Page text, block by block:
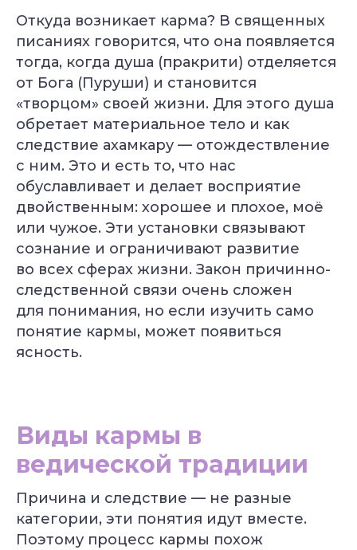
Откуда возникает карма? В священных
писаниях говорится, что она появляется
тогда, когда душа (пракрити) отделяется
от Бога (Пуруши) и становится
«творцом» своей жизни. Для этого душа
обретает материальное тело и как
следствие ахамкару — отождествление
с ним. Это и есть то, что нас
обуславливает и делает восприятие
двойственным: хорошее и плохое, моё
или чужое. Эти установки связывают
сознание и ограничивают развитие
во всех сферах жизни. Закон причинно-
следственной связи очень сложен
для понимания, но если изучить само
понятие кармы, может появиться
ясность.
Виды кармы в
ведической традиции
Причина и следствие — не разные
категории, эти понятия идут вместе.
Поэтому процесс кармы похож